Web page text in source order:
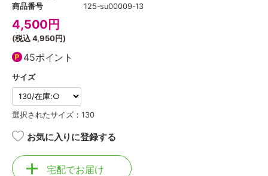
商品番号
125-su00009-13
4,500 円
(税込4,950円)
45ポイント
サイズ
選択されたサイズ：130
お気に入りに登録する
宅配でお届け